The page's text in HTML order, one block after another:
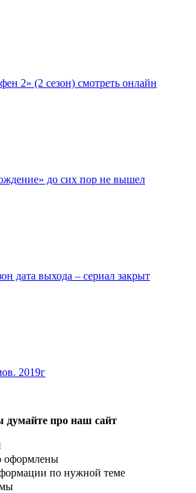
2» (2 сезон) смотреть онлайн
до сих пор не вышел
дата выхода – сериал закрыт
2019г
думайте про наш сайт
оформлены
по нужной теме